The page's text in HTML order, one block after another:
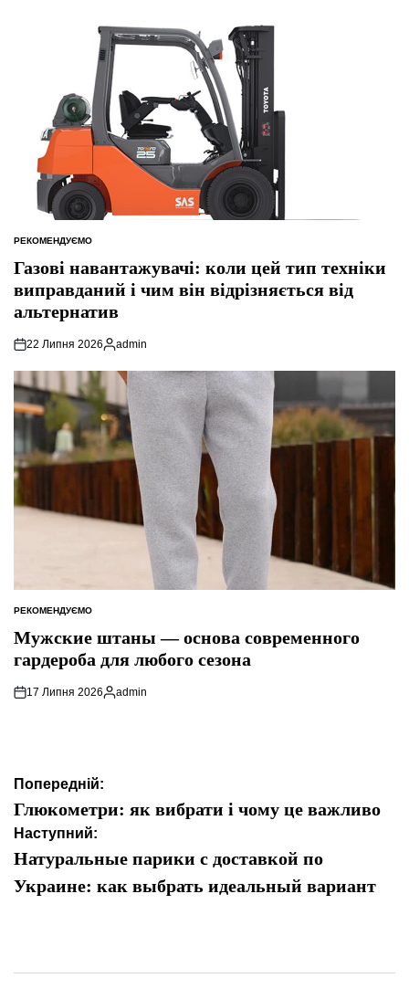
ОПУБЛІКУВАТИ
РЕКОМЕНДУЄМО
Газові навантажувачі: коли цей тип техніки
виправданий і чим він відрізняється від
альтернатив
22 Липня 2026
Опубліковано
admin
ОПУБЛІКУВАТИ
РЕКОМЕНДУЄМО
Мужские штаны — основа современного
гардероба для любого сезона
17 Липня 2026
Опубліковано
admin
Навігація
записів
Попередній:
Глюкометри: як вибрати і чому це важливо
Наступний:
Натуральные парики с доставкой по
Украине: как выбрать идеальный вариант